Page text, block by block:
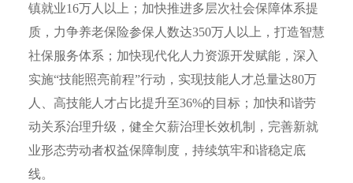
镇就业16万人以上；加快推进多层次社会保障体系提
质，力争养老保险参保人数达350万人以上，打造智慧
社保服务体系；加快现代化人力资源开发赋能，深入
实施“技能照亮前程”行动，实现技能人才总量达80万
人、高技能人才占比提升至36%的目标；加快和谐劳
动关系治理升级，健全欠薪治理长效机制，完善新就
业形态劳动者权益保障制度，持续筑牢和谐稳定底
线。